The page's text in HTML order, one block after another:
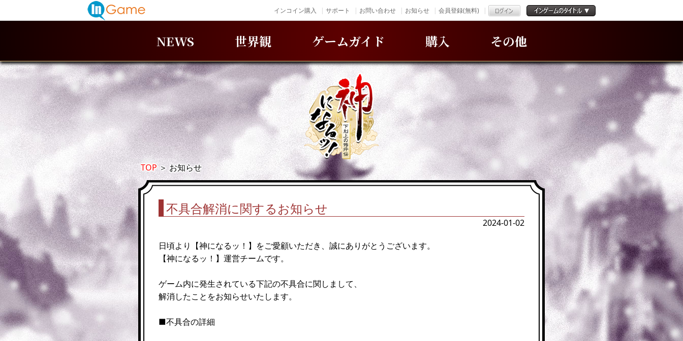
インコイン購入 サポート お問い合わせ お知らせ 会員登録(無料)
NEWS 世界観 ゲームガイド 購入 その他
TOP＞お知らせ
不具合解消に関するお知らせ
2024-01-02
日頃より【神になるッ！】をご愛顧いただき、誠にありがとうございます。
【神になるッ！】運営チームです。
ゲーム内に発生されている下記の不具合に関しまして、
解消したことをお知らせいたします。
■不具合の詳細